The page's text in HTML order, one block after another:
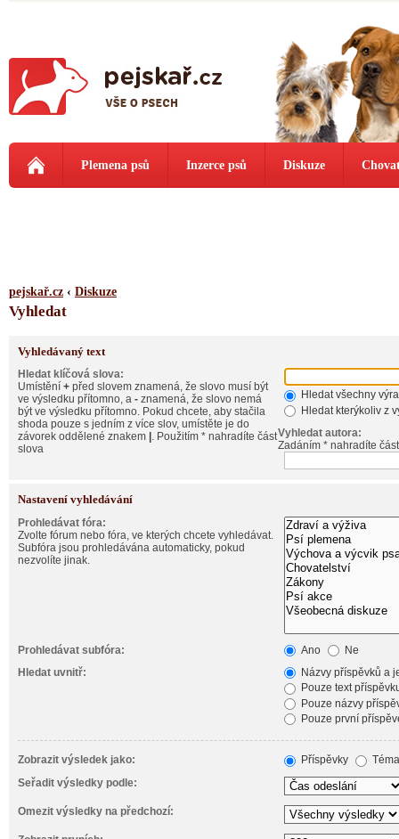
Plemena psů Inzerce psů Diskuze
pejskař.cz ‹ Diskuze
Vyhledat
Vyhledávaný text
Hledat klíčová slova:
Umístění + před slovem znamená, že slovo musí být
ve výsledku přítomno, a - znamená, že slovo nemá
být ve výsledku přítomno. Pokud chcete, aby stačila
shoda pouze s jedním z více slov, umístěte je do
závorek oddělené znakem . Použitím * nahradíte část
slova
Hledat všechny
Hledat kterýkoliv z
Vyhledat autora:
Zadáním * nahradíte
Nastavení vyhledávání
Prohledávat fóra:
Zvolte fórum nebo fóra, ve kterých chcete vyhledávat.
Subfóra jsou prohledávána automaticky, pokud
nezvolíte jinak.
Prohledávat subfóra: Ano
Ne
Hledat uvnitř:
Názvy příspěvků a
Pouze text
Pouze názvy
Pouze první
Zobrazit výsledek jako: Příspěvky
Seřadit výsledky podle:
Omezit výsledky na předchozí: